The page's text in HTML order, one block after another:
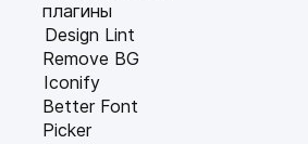
плагины
Design Lint
Remove BG
Iconify
Better Font
Picker